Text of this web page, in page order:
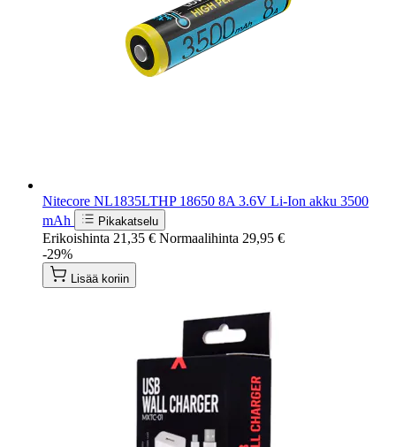
Nitecore NL1835LTHP 18650 8A 3.6V Li-Ion akku 3500
mAh
Pikakatselu
Erikoishinta 21,35 € Normaalihinta 29,95 €
-29%
Lisää koriin